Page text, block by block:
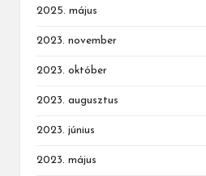
2025. május
2023. november
2023. október
2023. augusztus
2023. június
2023. május